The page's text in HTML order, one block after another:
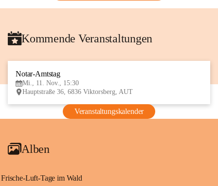
Kommende Veranstaltungen
Notar-Amtstag
Mi., 11. Nov., 15:30
Hauptstraße 36, 6836 Viktorsberg, AUT
Veranstaltungskalender
Alben
Frische-Luft-Tage im Wald